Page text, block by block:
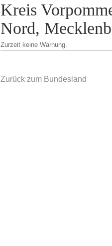
Kreis
Nord,
Zurzeit keine Warnung.
Zurück zum Bundesland